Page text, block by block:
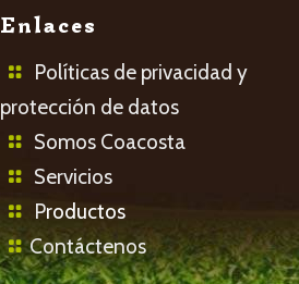
Enlaces
Políticas de privacidad y
protección de datos
Somos Coacosta
Servicios
Productos
Contáctenos